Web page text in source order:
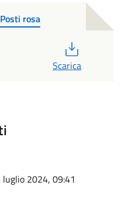
rosa
Scarica
luglio 2024, 09:41